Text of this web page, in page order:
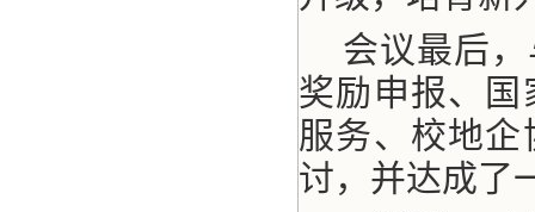
会议最后
奖励申报、
服务、校地
讨，并达成了